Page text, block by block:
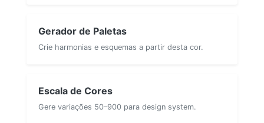
Gerador de Paletas
Crie harmonias e esquemas a partir desta cor.
Escala de Cores
Gere variações 50–900 para design system.